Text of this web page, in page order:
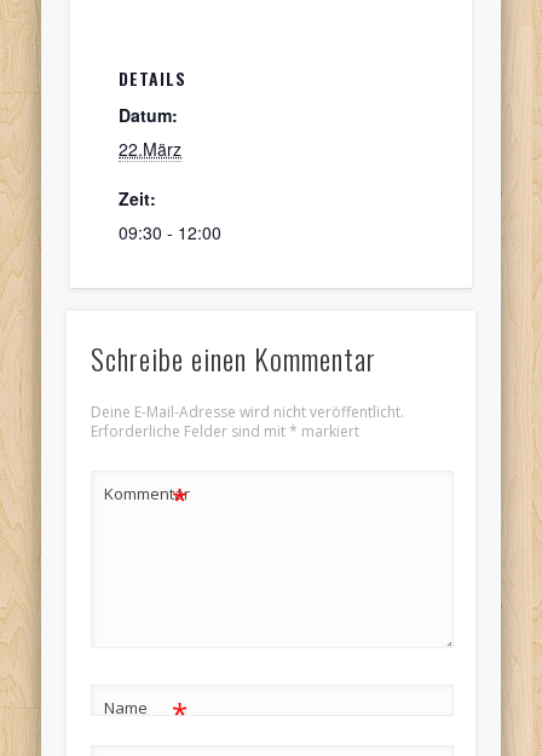
DETAILS
Datum:
22.März
Zeit:
09:30 - 12:00
Schreibe einen Kommentar
Deine E-Mail-Adresse wird nicht veröffentlicht.
Erforderliche Felder sind mit* markiert
Kommentar
*
Name
*